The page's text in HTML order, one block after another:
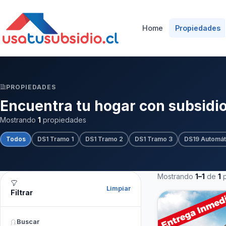
Home Propiedades
PROPIEDADES
Encuentra tu hogar con
Mostrando 1 propiedades
Todos DS1 Tramo 1 DS1 Tramo 2 DS1 Tramo 3 DS19
Filtrar Limpiar
Buscar
Mostrando 1–1 de 1